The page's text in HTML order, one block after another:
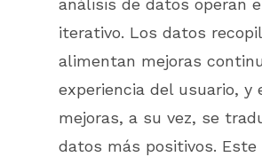
análisis de datos operan
iterativo. Los datos
alimentan mejoras
experiencia del usuario, y
mejoras, a su vez, se
datos más positivos. Este